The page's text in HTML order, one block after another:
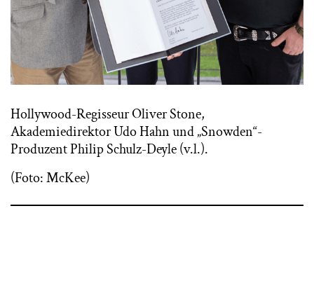
Hollywood-Regisseur Oliver Stone,
Akademiedirektor Udo Hahn und „Snowden“-
Produzent Philip Schulz-Deyle (v.l.).
(Foto: McKee)